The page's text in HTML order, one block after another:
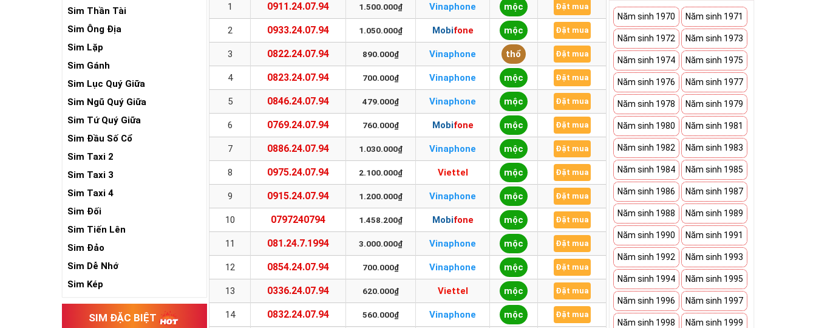
Sim Thần Tài
Sim Ông Địa
Sim Lặp
Sim Gánh
Sim Lục Quý Giữa
Sim Ngũ Quý Giữa
Sim Tứ Quý Giữa
Sim Đầu Số Cổ
Sim Taxi 2
Sim Taxi 3
Sim Taxi 4
Sim Đối
Sim Tiến Lên
Sim Đảo
Sim Dễ Nhớ
Sim Kép
SIM ĐẶC BIỆT
1 0911.24.07.94 1.500.000₫ Vinaphone mộc Đặt mua
2 0933.24.07.94 1.050.000₫ Mobifone mộc Đặt mua
3 0822.24.07.94 890.000₫ Vinaphone thổ Đặt mua
4 0823.24.07.94 700.000₫ Vinaphone mộc Đặt mua
5 0846.24.07.94 479.000₫ Vinaphone mộc Đặt mua
6 0769.24.07.94 760.000₫ Mobifone mộc Đặt mua
7 0886.24.07.94 1.030.000₫ Vinaphone mộc Đặt mua
8 0975.24.07.94 2.100.000₫ Viettel mộc Đặt mua
9 0915.24.07.94 1.200.000₫ Vinaphone mộc Đặt mua
10 0797240794 1.458.200₫ Mobifone mộc Đặt mua
11 081.24.7.1994 3.000.000₫ Vinaphone mộc Đặt mua
12 0854.24.07.94 700.000₫ Vinaphone mộc Đặt mua
13 0336.24.07.94 620.000₫ Viettel mộc Đặt mua
14 0832.24.07.94 560.000₫ Vinaphone mộc Đặt mua
Năm sinh 1970 Năm sinh 1971
Năm sinh 1972 Năm sinh 1973
Năm sinh 1974 Năm sinh 1975
Năm sinh 1976 Năm sinh 1977
Năm sinh 1978 Năm sinh 1979
Năm sinh 1980 Năm sinh 1981
Năm sinh 1982 Năm sinh 1983
Năm sinh 1984 Năm sinh 1985
Năm sinh 1986 Năm sinh 1987
Năm sinh 1988 Năm sinh 1989
Năm sinh 1990 Năm sinh 1991
Năm sinh 1992 Năm sinh 1993
Năm sinh 1994 Năm sinh 1995
Năm sinh 1996 Năm sinh 1997
Năm sinh 1998 Năm sinh 1999